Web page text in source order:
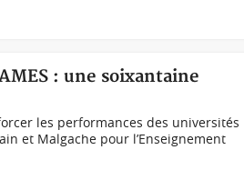
: une soixantaine
les performances des universités
et Malgache pour l’Enseignement